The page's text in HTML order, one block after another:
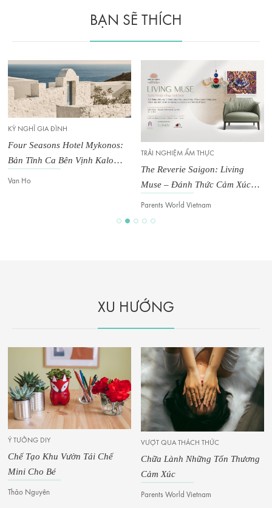
BẠN SẼ THÍCH
KỲ NGHỈ GIA ĐÌNH
Four Seasons Hotel Mykonos:
Bản Tĩnh Ca Bên Vịnh Kalo
Van Ho
TRẢI NGHIỆM ẨM THỰC
The Reverie Saigon: Living
Muse – Đánh Thức Cảm Xúc
Trong Không Gian Đương Đại
Parents World Vietnam
XU HƯỚNG
Ý TƯỞNG DIY
Chế Tạo Khu Vườn Tái Chế
Mini Cho Bé
Thảo Nguyên
VƯỢT QUA THÁCH THỨC
Chữa Lành Những Tổn Thương
Cảm Xúc
Parents World Vietnam